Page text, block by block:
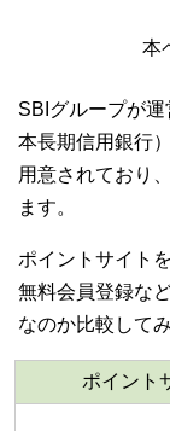
本
SBIグループが
本長期信用銀行）
用意されており
ます。
ポイントサイト
無料会員登録な
なのか比較して
ポイント